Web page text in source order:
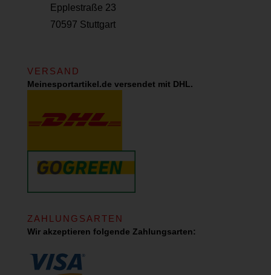
Epplestraße 23
70597 Stuttgart
VERSAND
Meinesportartikel.de versendet mit DHL.
ZAHLUNGSARTEN
Wir akzeptieren folgende Zahlungsarten: